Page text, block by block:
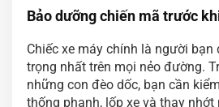
Bảo dưỡng chiến mã trước
Chiếc xe máy chính là người bạn
trọng nhất trên mọi nẻo đường.
những con đèo dốc, bạn cần
thống phanh, lốp xe và thay